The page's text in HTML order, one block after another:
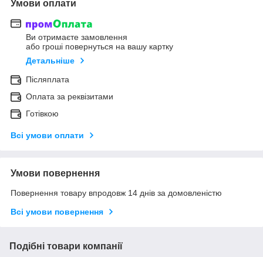
Умови оплати
Ви отримаєте замовлення
або гроші повернуться на вашу картку
Детальніше
Післяплата
Оплата за реквізитами
Готівкою
Всі умови оплати
Умови повернення
Повернення товару впродовж 14 днів за домовленістю
Всі умови повернення
Подібні товари компанії